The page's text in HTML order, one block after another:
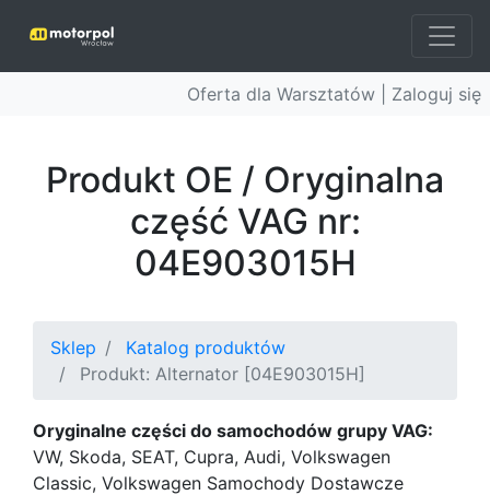
Oferta dla Warsztatów | Zaloguj się
Produkt OE / Oryginalna
część VAG nr:
04E903015H
Sklep
Katalog produktów
Produkt: Alternator [04E903015H]
Oryginalne części do samochodów grupy VAG:
VW, Skoda, SEAT, Cupra, Audi, Volkswagen
Classic, Volkswagen Samochody Dostawcze